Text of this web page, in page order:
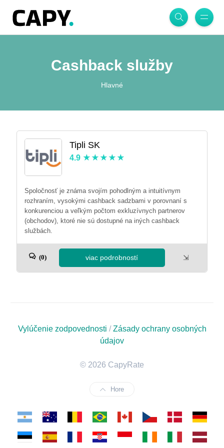
Cashback služby
Hlavné
Tipli SK
4.9
Spoločnosť je známa svojím pohodlným a intuitívnym
rozhraním, vysokými cashback sadzbami v porovnaní s
konkurenciou a veľkým počtom exkluzívnych partnerov
(obchodov), ktoré nie sú dostupné na iných cashback
službách.
(0) viac podrobností ⇲
Vylúčenie zodpovednosti /Zásady ochrany osobných
údajov
© 2026 CapyRate
Hore